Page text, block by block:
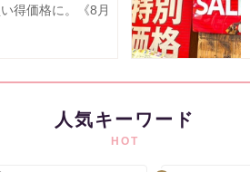
得価格に。《8月
人気キーワード
HOT